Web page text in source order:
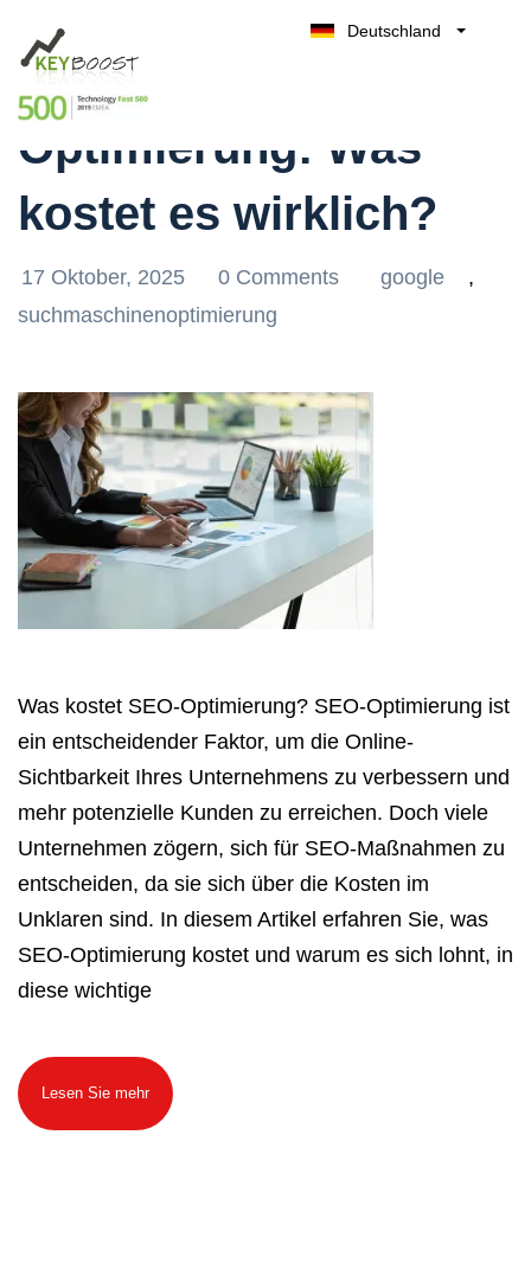
Deutschland
UK
Italia
Kosten von SEO-
Optimierung: Was
kostet es wirklich?
17 Oktober, 2025 0 Comments google
,
suchmaschinenoptimierung
Was kostet SEO-Optimierung? SEO-Optimierung ist
ein entscheidender Faktor, um die Online-
Sichtbarkeit Ihres Unternehmens zu verbessern und
mehr potenzielle Kunden zu erreichen. Doch viele
Unternehmen zögern, sich für SEO-Maßnahmen zu
entscheiden, da sie sich über die Kosten im
Unklaren sind. In diesem Artikel erfahren Sie, was
SEO-Optimierung kostet und warum es sich lohnt, in
diese wichtige
Lesen Sie mehr